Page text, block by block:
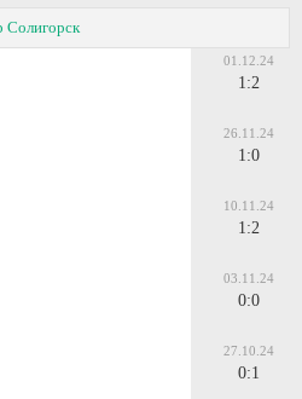
01.12.24
1:2
26.11.24
1:0
10.11.24
1:2
03.11.24
0:0
27.10.24
0:1